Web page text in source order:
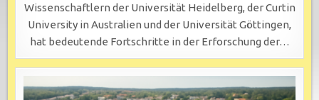
Wissenschaftlern der Universität Heidelberg, der Curtin
University in Australien und der Universität Göttingen,
hat bedeutende Fortschritte in der Erforschung der…